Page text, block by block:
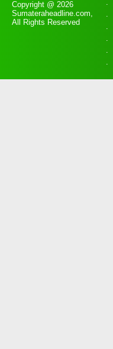
Copyright @ 2026
Sumateraheadline.com,
All Rights Reserved